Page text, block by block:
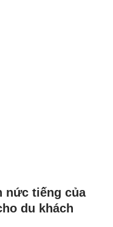
nức tiếng của
du khách